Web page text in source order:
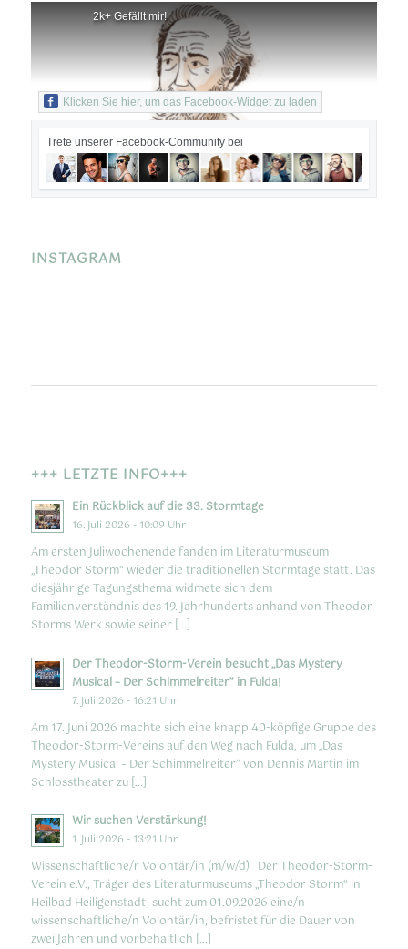
2k+ Gefällt mir!
Klicken Sie hier, um das Facebook-Widget zu laden
Trete unserer Facebook-Community bei
INSTAGRAM
+++ LETZTE INFO+++
Ein Rückblick auf die 33. Stormtage
16. Juli 2026 - 10:09 Uhr
Am ersten Juliwochenende fanden im Literaturmuseum
„Theodor Storm“ wieder die traditionellen Stormtage statt. Das
diesjährige Tagungsthema widmete sich dem
Familienverständnis des 19. Jahrhunderts anhand von Theodor
Storms Werk sowie seiner […]
Der Theodor-Storm-Verein besucht „Das Mystery
Musical – Der Schimmelreiter” in Fulda!
7. Juli 2026 - 16:21 Uhr
Am 17. Juni 2026 machte sich eine knapp 40-köpfige Gruppe des
Theodor-Storm-Vereins auf den Weg nach Fulda, um „Das
Mystery Musical – Der Schimmelreiter” von Dennis Martin im
Schlosstheater zu […]
Wir suchen Verstärkung!
1. Juli 2026 - 13:21 Uhr
Wissenschaftliche/r Volontär/in (m/w/d) Der Theodor-Storm-
Verein e.V., Träger des Literaturmuseums „Theodor Storm“ in
Heilbad Heiligenstadt, sucht zum 01.09.2026 eine/n
wissenschaftliche/n Volontär/in, befristet für die Dauer von
zwei Jahren und vorbehaltlich […]